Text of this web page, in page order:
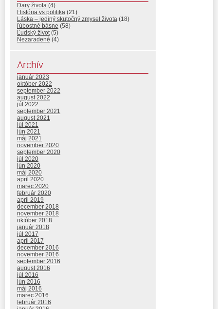
Dary života (4)
História vs politika (21)
Láska – jediný skutočný zmysel života (18)
ľúbostné básne (58)
Ľudský život (5)
Nezaradené (4)
Archív
január 2023
október 2022
september 2022
august 2022
júl 2022
september 2021
august 2021
júl 2021
jún 2021
máj 2021
november 2020
september 2020
júl 2020
jún 2020
máj 2020
apríl 2020
marec 2020
február 2020
apríl 2019
december 2018
november 2018
október 2018
január 2018
júl 2017
apríl 2017
december 2016
november 2016
september 2016
august 2016
júl 2016
jún 2016
máj 2016
marec 2016
február 2016